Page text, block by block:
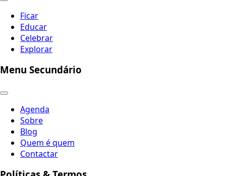
Ficar
Educar
Celebrar
Explorar
Menu Secundário
Agenda
Sobre
Blog
Quem é quem
Contactar